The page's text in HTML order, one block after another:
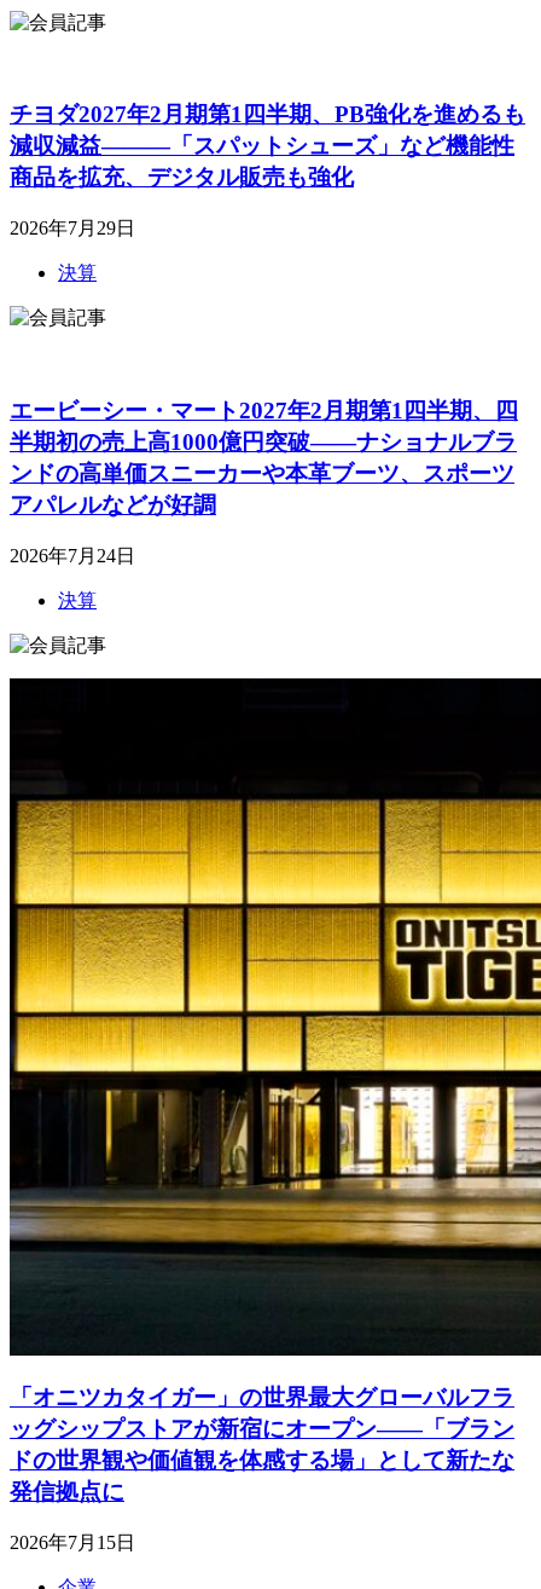
チヨダ2027年2月期第1四半期、PB強化を進めるも
減収減益―――「スパットシューズ」など機能性
商品を拡充、デジタル販売も強化
2026年7月29日
決算
エービーシー・マート2027年2月期第1四半期、四
半期初の売上高1000億円突破――ナショナルブラ
ンドの高単価スニーカーや本革ブーツ、スポーツ
アパレルなどが好調
2026年7月24日
決算
「オニツカタイガー」の世界最大グローバルフラ
ッグシップストアが新宿にオープン――「ブラン
ドの世界観や価値観を体感する場」として新たな
発信拠点に
2026年7月15日